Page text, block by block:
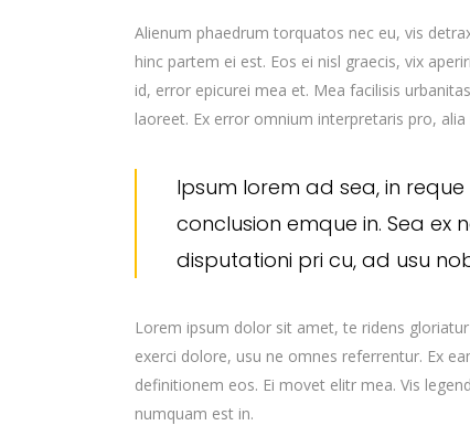
Alienum phaedrum torquatos nec eu, vis
hinc partem ei est. Eos ei nisl graecis, vix
id, error epicurei mea et. Mea facilisis
laoreet. Ex error omnium interpretaris pro, alia
Ipsum lorem ad sea, in
conclusion emque in. Sea ex
disputationi pri cu, ad usu
Lorem ipsum dolor sit amet, te ridens
exerci dolore, usu ne omnes referrentur. Ex
definitionem eos. Ei movet elitr mea. Vis
numquam est in.